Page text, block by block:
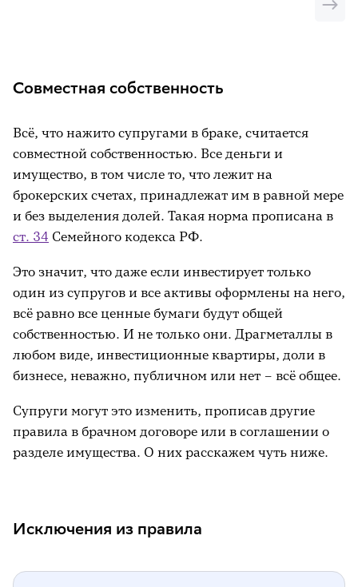
Как разделить инвестиции
Совместная собственность
Всё, что нажито супругами в браке, считается
совместной собственностью. Все деньги и
имущество, в том числе то, что лежит на
брокерских счетах, принадлежат им в равной мере
и без выделения долей. Такая норма прописана в
ст. 34 Семейного кодекса РФ.
Это значит, что даже если инвестирует только
один из супругов и все активы оформлены на него,
всё равно все ценные бумаги будут общей
собственностью. И не только они. Драгметаллы в
любом виде, инвестиционные квартиры, доли в
бизнесе, неважно, публичном или нет – всё общее.
Супруги могут это изменить, прописав другие
правила в брачном договоре или в соглашении о
разделе имущества. О них расскажем чуть ниже.
Исключения из правила